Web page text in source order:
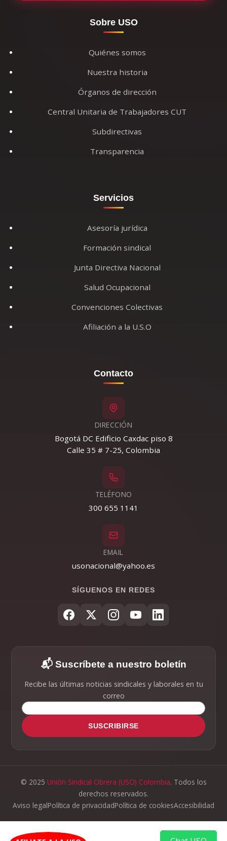
Sobre USO
Quiénes somos
Nuestra historia
Órganos de dirección
Central Unitaria de Trabajadores CUT
Subdirectivas
Transparencia
Servicios
Asesoría jurídica
Formación sindical
Junta Directiva Nacional
Salud Ocupacional
Convenciones Colectivas
Afiliación a la U.S.O
Contacto
DIRECCIÓN
Bogotá DC Edificio Caxdac piso 8
Calle 35 # 7-25, Colombia
TELÉFONO
300 655 1141
EMAIL
usonacional@yahoo.es
SÍGUENOS EN REDES
📬 Suscríbete a nuestro boletín
Recibe las últimas noticias sindicales y laborales en tu
correo
SUSCRIBIRSE
© 2025 Unión Sindical Obrera (USO) Colombia. Todos los
derechos reservados.
Aviso legalPolítica de privacidadPolítica de cookiesAccesibilidad